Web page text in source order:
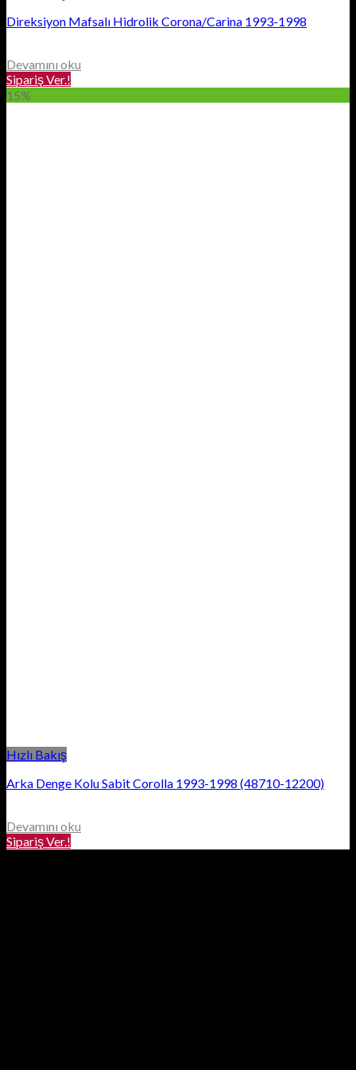
Direksiyon Mafsalı Hidrolik Corona/Carina 1993-1998
Devamını oku
Sipariş Ver.!
15%
Hızlı Bakış
Arka Denge Kolu Sabit Corolla 1993-1998 (48710-12200)
Devamını oku
Sipariş Ver.!